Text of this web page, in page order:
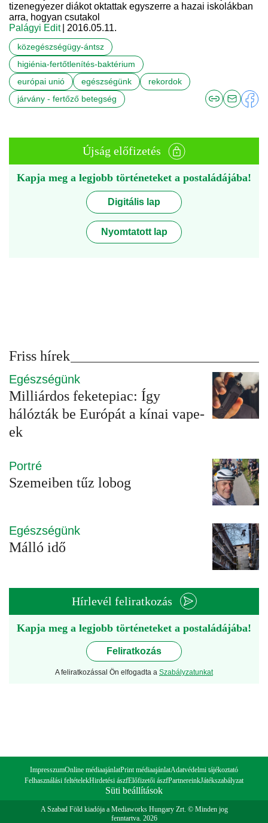
tizenegyezer diákot oktattak egyszerre a hazai iskolákban
arra, hogyan csutakol
Palágyi Edit
| 2016.05.11.
közegészségügy-ántsz
higiénia-fertőtlenítés-baktérium
európai unió
egészségünk
rekordok
járvány - fertőző betegség
Újság előfizetés
Kapja meg a legjobb történeteket a postaládájába!
Digitális lap
Nyomtatott lap
Friss hírek
Egészségünk
Milliárdos feketepiac: Így
hálózták be Európát a kínai vape-
ek
Portré
Szemeiben tűz lobog
Egészségünk
Málló idő
Hírlevél feliratkozás
Kapja meg a legjobb történeteket a postaládájába!
Feliratkozás
A feliratkozással Ön elfogadta a Szabályzatunkat
ImpresszumOnline médiaajánlatPrint médiaajánlatAdatvédelmi tájékoztató
Felhasználási feltételekHirdetési ászfElőfizetői ászfPartnereinkJátékszabályzat
Süti beállítások
A Szabad Föld kiadója a Mediaworks Hungary Zrt. © Minden jog
fenntartva. 2026